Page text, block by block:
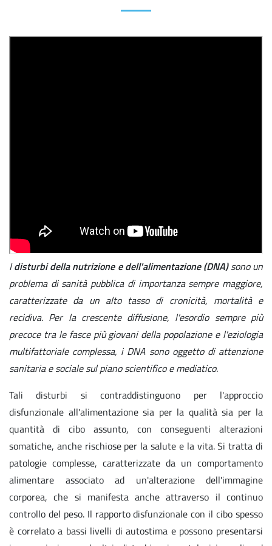
Idisturbi della nutrizione e dell'alimentazione (DNA)sono un
problema di sanità pubblica di importanza sempre maggiore,
caratterizzate da un alto tasso di cronicità, mortalità e
recidiva. Per la crescente diffusione, l'esordio sempre più
precoce tra le fasce più giovani della popolazione e l'eziologia
multifattoriale complessa, i DNA sono oggetto di attenzione
sanitaria e sociale sul piano scientifico e mediatico.
Tali disturbi si contraddistinguono per l'approccio
disfunzionale all'alimentazione sia per la qualità sia per la
quantità di cibo assunto, con conseguenti alterazioni
somatiche, anche rischiose per la salute e la vita. Si tratta di
patologie complesse, caratterizzate da un comportamento
alimentare associato ad un'alterazione dell'immagine
corporea, che si manifesta anche attraverso il continuo
controllo del peso. Il rapporto disfunzionale con il cibo spesso
è correlato a bassi livelli di autostima e possono presentarsi